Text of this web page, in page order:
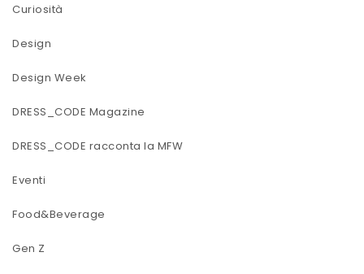
Curiosità
Design
Design Week
DRESS_CODE Magazine
DRESS_CODE racconta la MFW
Eventi
Food&Beverage
Gen Z